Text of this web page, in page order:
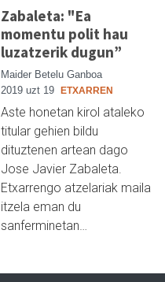
Zabaleta: "Ea
momentu polit hau
luzatzerik dugun”
Maider Betelu Ganboa
2019 uzt 19 ETXARREN
Aste honetan kirol ataleko
titular gehien bildu
dituztenen artean dago
Jose Javier Zabaleta.
Etxarrengo atzelariak maila
itzela eman du
sanferminetan…